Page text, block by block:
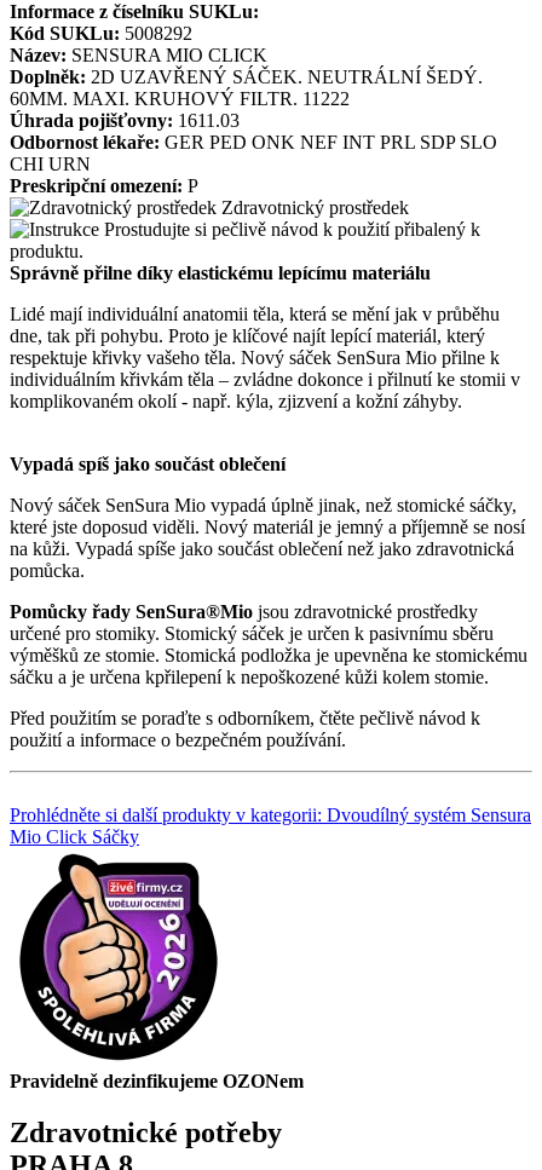
Informace z číselníku SUKLu:
Kód SUKLu: 5008292
Název: SENSURA MIO CLICK
Doplněk: 2D UZAVŘENÝ SÁČEK. NEUTRÁLNÍ ŠEDÝ.
60MM. MAXI. KRUHOVÝ FILTR. 11222
Úhrada pojišťovny: 1611.03
Odbornost lékaře: GER PED ONK NEF INT PRL SDP SLO
CHI URN
Preskripční omezení: P
Zdravotnický prostředek
Prostudujte si pečlivě návod k použití přibalený k
produktu.
Správně přilne díky elastickému lepícímu materiálu
Lidé mají individuální anatomii těla, která se mění jak v průběhu
dne, tak při pohybu. Proto je klíčové najít lepící materiál, který
respektuje křivky vašeho těla. Nový sáček SenSura Mio přilne k
individuálním křivkám těla – zvládne dokonce i přilnutí ke stomii v
komplikovaném okolí - např. kýla, zjizvení a kožní záhyby.
Vypadá spíš jako součást oblečení
Nový sáček SenSura Mio vypadá úplně jinak, než stomické sáčky,
které jste doposud viděli. Nový materiál je jemný a příjemně se nosí
na kůži. Vypadá spíše jako součást oblečení než jako zdravotnická
pomůcka.
Pomůcky řady SenSura®Mio jsou zdravotnické prostředky
určené pro stomiky. Stomický sáček je určen k pasivnímu sběru
výměšků ze stomie. Stomická podložka je upevněna ke stomickému
sáčku a je určena kpřilepení k nepoškozené kůži kolem stomie.
Před použitím se poraďte s odborníkem, čtěte pečlivě návod k
použití a informace o bezpečném používání.
Prohlédněte si další produkty v kategorii: Dvoudílný systém Sensura
Mio Click Sáčky
Pravidelně dezinfikujeme OZONem
Zdravotnické potřeby